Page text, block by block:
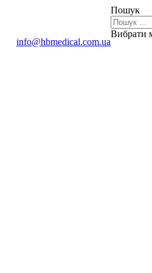
info@hbmedical.com.ua
Пошук
Вибрати